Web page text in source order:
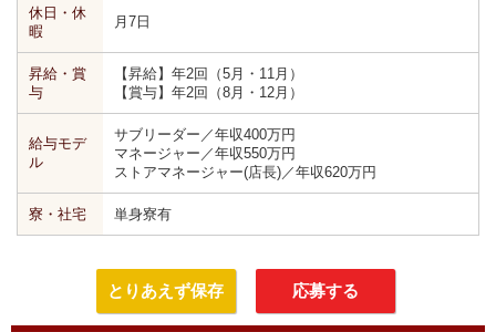
休日・休
暇
月7日
昇給・賞
与
【昇給】年2回（5月・11月）
【賞与】年2回（8月・12月）
給与モデ
ル
サブリーダー／年収400万円
マネージャー／年収550万円
ストアマネージャー(店長)／年収620万円
寮・社宅 単身寮有
とりあえず保存 応募する